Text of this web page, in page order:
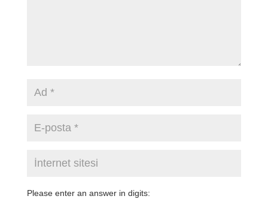
Please enter an answer in digits: